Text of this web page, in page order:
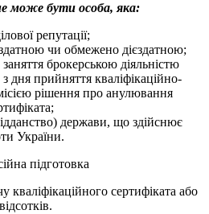
може бути особа, яка:
репутації;
чи обмежено дієздатною;
брокерською діяльністю
дня прийняття кваліфікаційно-
рішення про анулювання
держави, що здійснює
України.
підготовка
кваліфікаційного сертифіката або